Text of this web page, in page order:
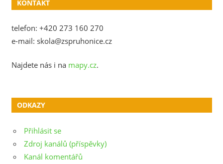
KONTAKT
telefon: +420 273 160 270
e-mail: skola@zspruhonice.cz
Najdete nás i na mapy.cz.
ODKAZY
Přihlásit se
Zdroj kanálů (příspěvky)
Kanál komentářů